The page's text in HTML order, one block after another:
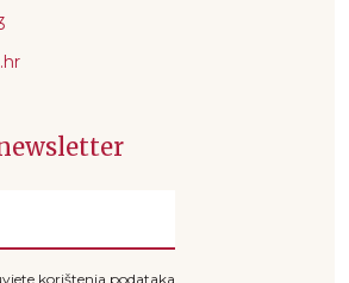
korištenja podataka